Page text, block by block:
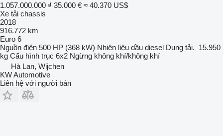
1.057.000.000 ₫ 35.000 € ≈ 40.370 US$
Xe tải chassis
2018
916.772 km
Euro 6
Nguồn điện 500 HP (368 kW) Nhiên liệu dầu diesel Dung tải. 15.950
kg Cấu hình trục 6x2 Ngừng không khí/không khí
Hà Lan, Wijchen
KW Automotive
Liên hệ với người bán